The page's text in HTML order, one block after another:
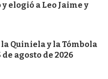
elogió a Leo Jaime y
Quiniela y la Tómbola
agosto de 2026